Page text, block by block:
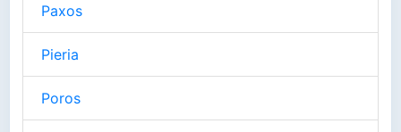
Paxos
Pieria
Poros